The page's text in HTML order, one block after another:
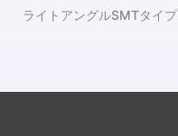
ライトアングルSMTタイプ